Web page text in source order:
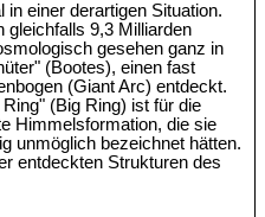
einer derartigen Situation.
gleichfalls 9,3 Milliarden
gesehen ganz in
(Bootes), einen fast
(Giant Arc) entdeckt.
(Big Ring) ist für die
Himmelsformation, die sie
unmöglich bezeichnet hätten.
entdeckten Strukturen des